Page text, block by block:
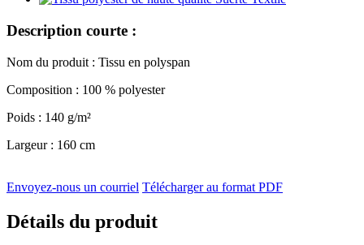
Description courte :
Nom du produit : Tissu en polyspan
Composition : 100 % polyester
Poids : 140 g/m²
Largeur : 160 cm
Envoyez-nous un courriel Télécharger au format PDF
Détails du produit